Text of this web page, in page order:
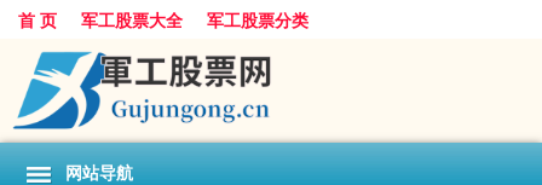
首 页 军工股票大全 军工股票分类
网站导航